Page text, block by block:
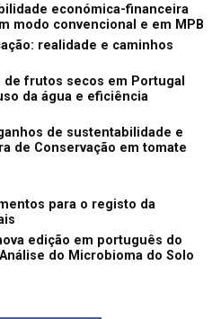
económica-financeira
modo convencional e em MPB
realidade e caminhos
frutos secos em Portugal
da água e eficiência
de sustentabilidade e
de Conservação em tomate
para o registo da
edição em português do
do Microbioma do Solo